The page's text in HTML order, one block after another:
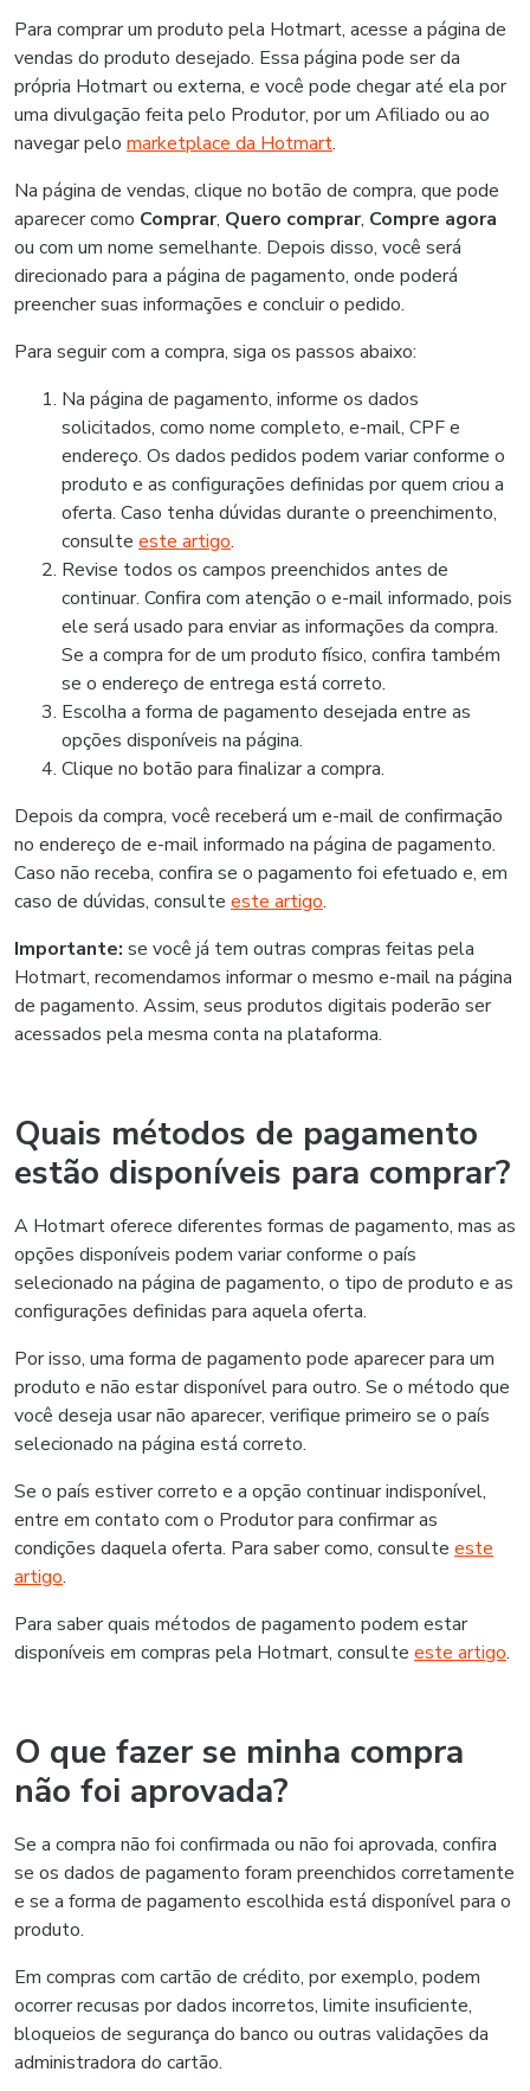
Para comprar um produto pela Hotmart, acesse a página de
vendas do produto desejado. Essa página pode ser da
própria Hotmart ou externa, e você pode chegar até ela por
uma divulgação feita pelo Produtor, por um Afiliado ou ao
navegar pelo marketplace da Hotmart.
Na página de vendas, clique no botão de compra, que pode
aparecer como Comprar, Quero comprar, Compre agora
ou com um nome semelhante. Depois disso, você será
direcionado para a página de pagamento, onde poderá
preencher suas informações e concluir o pedido.
Para seguir com a compra, siga os passos abaixo:
Na página de pagamento, informe os dados
solicitados, como nome completo, e-mail, CPF e
endereço. Os dados pedidos podem variar conforme o
produto e as configurações definidas por quem criou a
oferta. Caso tenha dúvidas durante o preenchimento,
consulte este artigo.
Revise todos os campos preenchidos antes de
continuar. Confira com atenção o e-mail informado, pois
ele será usado para enviar as informações da compra.
Se a compra for de um produto físico, confira também
se o endereço de entrega está correto.
Escolha a forma de pagamento desejada entre as
opções disponíveis na página.
Clique no botão para finalizar a compra.
Depois da compra, você receberá um e-mail de confirmação
no endereço de e-mail informado na página de pagamento.
Caso não receba, confira se o pagamento foi efetuado e, em
caso de dúvidas, consulte este artigo.
Importante: se você já tem outras compras feitas pela
Hotmart, recomendamos informar o mesmo e-mail na página
de pagamento. Assim, seus produtos digitais poderão ser
acessados pela mesma conta na plataforma.
Quais métodos de pagamento
estão disponíveis para comprar?
A Hotmart oferece diferentes formas de pagamento, mas as
opções disponíveis podem variar conforme o país
selecionado na página de pagamento, o tipo de produto e as
configurações definidas para aquela oferta.
Por isso, uma forma de pagamento pode aparecer para um
produto e não estar disponível para outro. Se o método que
você deseja usar não aparecer, verifique primeiro se o país
selecionado na página está correto.
Se o país estiver correto e a opção continuar indisponível,
entre em contato com o Produtor para confirmar as
condições daquela oferta. Para saber como, consulte este
artigo.
Para saber quais métodos de pagamento podem estar
disponíveis em compras pela Hotmart, consulte este artigo.
O que fazer se minha compra
não foi aprovada?
Se a compra não foi confirmada ou não foi aprovada, confira
se os dados de pagamento foram preenchidos corretamente
e se a forma de pagamento escolhida está disponível para o
produto.
Em compras com cartão de crédito, por exemplo, podem
ocorrer recusas por dados incorretos, limite insuficiente,
bloqueios de segurança do banco ou outras validações da
administradora do cartão.